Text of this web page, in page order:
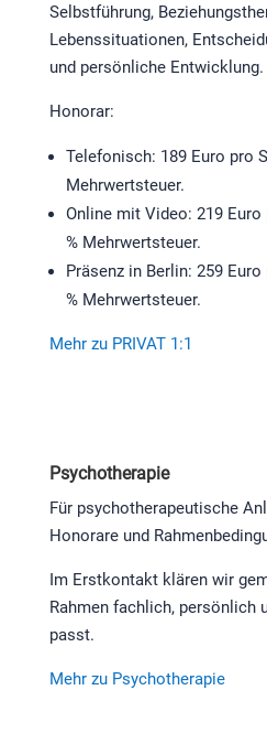
Selbstführung,
Lebenssituationen,
und persönliche Entwicklung.
Honorar:
Telefonisch: 189 Euro pro
Mehrwertsteuer.
Online mit Video: 219
% Mehrwertsteuer.
Präsenz in Berlin: 259
% Mehrwertsteuer.
Mehr zu PRIVAT 1:1
Psychotherapie
Für psychotherapeutische
Honorare und
Im Erstkontakt klären wir
Rahmen fachlich, persönlich
passt.
Mehr zu Psychotherapie